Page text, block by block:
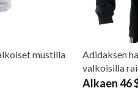
mustilla
Adidaksen
valkoisilla
Alkaen 46